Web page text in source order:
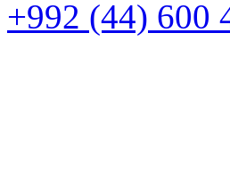
+992 (44) 600